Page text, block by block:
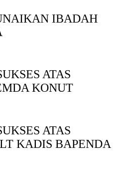
IBADAH
ATAS
KONUT
ATAS
KADIS BAPENDA